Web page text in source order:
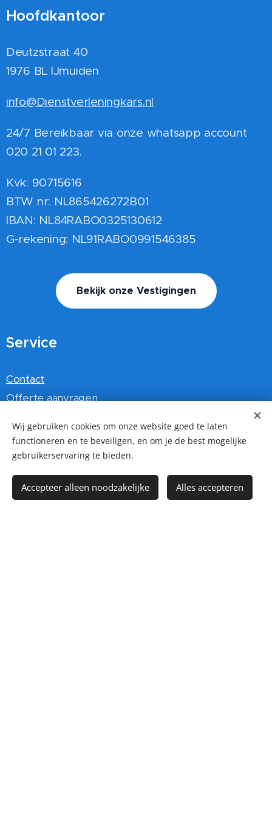
Hoofdkantoor
Deutzstraat 40
1976 BL IJmuiden
info@Dienstverleningkars.nl
24/7 Bereikbaar via onze whatsapp account
020 21 01 223.
Kvk: 90715616
BTW nr: NL865426272B01
IBAN: NL84RABO0325130612
G-rekening: NL91RABO0991546385
Bekijk onze Vestigingen
Service
Contact
Offerte aanvragen
Algemene voorwaarden
Werken bij
Klant beoordelingen
Afgeronden projecten
Wij gebruiken cookies om onze website goed te laten
functioneren en te beveiligen, en om je de best mogelijke
gebruikerservaring te bieden.
Accepteer alleen noodzakelijke Alles accepteren